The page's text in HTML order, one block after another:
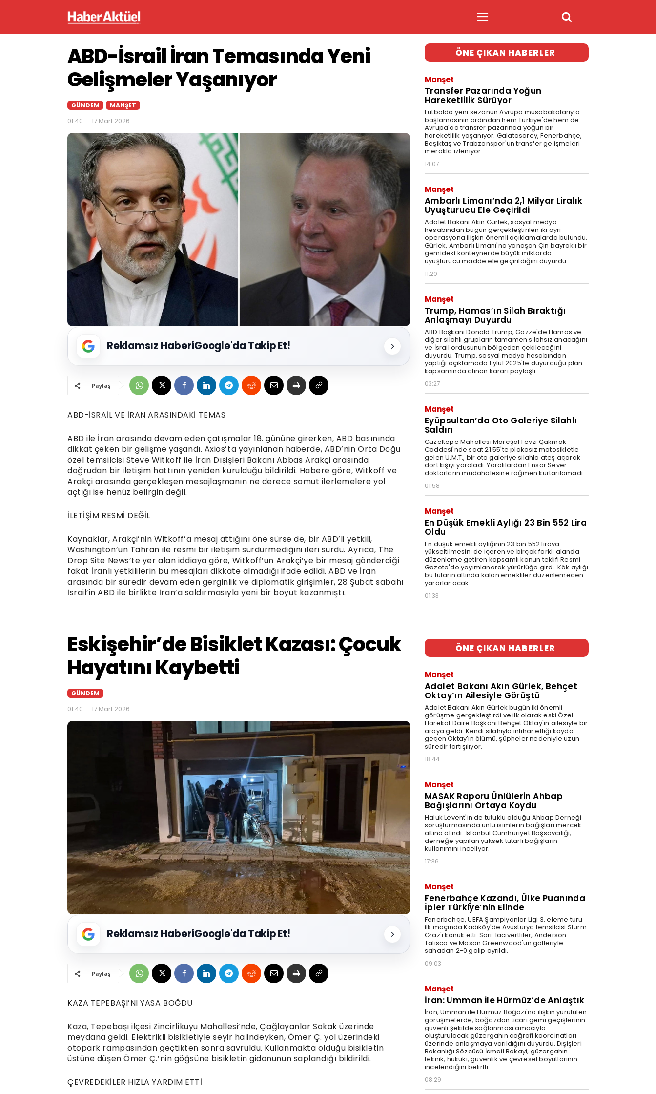
ABD-İsrail İran Temasında Yeni
Gelişmeler Yaşanıyor
GÜNDEM MANŞET
01:40 — 17 Mart 2026
Reklamsız HaberiGoogle'da Takip Et!
Paylaş
ABD-İSRAİL VE İRAN ARASINDAKİ TEMAS
ABD ile İran arasında devam eden çatışmalar 18. gününe girerken, ABD basınında
dikkat çeken bir gelişme yaşandı. Axios’ta yayınlanan haberde, ABD’nin Orta Doğu
özel temsilcisi Steve Witkoff ile İran Dışişleri Bakanı Abbas Arakçi arasında
doğrudan bir iletişim hattının yeniden kurulduğu bildirildi. Habere göre, Witkoff ve
Arakçi arasında gerçekleşen mesajlaşmanın ne derece somut ilerlemelere yol
açtığı ise henüz belirgin değil.
İLETİŞİM RESMİ DEĞİL
Kaynaklar, Arakçi’nin Witkoff’a mesaj attığını öne sürse de, bir ABD’li yetkili,
Washington’un Tahran ile resmi bir iletişim sürdürmediğini ileri sürdü. Ayrıca, The
Drop Site News’te yer alan iddiaya göre, Witkoff’un Arakçi’ye bir mesaj gönderdiği
fakat İranlı yetkililerin bu mesajları dikkate almadığı ifade edildi. ABD ve İran
arasında bir süredir devam eden gerginlik ve diplomatik girişimler, 28 Şubat sabahı
İsrail’in ABD ile birlikte İran’a saldırmasıyla yeni bir boyut kazanmıştı.
ÖNE ÇIKAN HABERLER
Manşet
Transfer Pazarında Yoğun
Hareketlilik Sürüyor
Futbolda yeni sezonun Avrupa müsabakalarıyla
başlamasının ardından hem Türkiye'de hem de
Avrupa'da transfer pazarında yoğun bir
hareketlilik yaşanıyor. Galatasaray, Fenerbahçe,
Beşiktaş ve Trabzonspor'un transfer gelişmeleri
merakla izleniyor.
14:07
Manşet
Ambarlı Limanı’nda 2,1 Milyar Liralık
Uyuşturucu Ele Geçirildi
Adalet Bakanı Akın Gürlek, sosyal medya
hesabından bugün gerçekleştirilen iki ayrı
operasyona ilişkin önemli açıklamalarda bulundu.
Gürlek, Ambarlı Limanı'na yanaşan Çin bayraklı bir
gemideki konteynerde büyük miktarda
uyuşturucu madde ele geçirildiğini duyurdu.
11:29
Manşet
Trump, Hamas’ın Silah Bıraktığı
Anlaşmayı Duyurdu
ABD Başkanı Donald Trump, Gazze'de Hamas ve
diğer silahlı grupların tamamen silahsızlanacağını
ve İsrail ordusunun bölgeden çekileceğini
duyurdu. Trump, sosyal medya hesabından
yaptığı açıklamada Eylül 2025'te duyurduğu plan
kapsamında alınan kararı paylaştı.
03:27
Manşet
Eyüpsultan’da Oto Galeriye Silahlı
Saldırı
Güzeltepe Mahallesi Mareşal Fevzi Çakmak
Caddesi'nde saat 21.55'te plakasız motosikletle
gelen U.M.T., bir oto galeriye silahla ateş açarak
dört kişiyi yaraladı. Yaralılardan Ensar Sever
doktorların müdahalesine rağmen kurtarılamadı.
01:58
Manşet
En Düşük Emekli Aylığı 23 Bin 552 Lira
Oldu
En düşük emekli aylığının 23 bin 552 liraya
yükseltilmesini de içeren ve birçok farklı alanda
düzenleme getiren kapsamlı kanun teklifi Resmi
Gazete'de yayımlanarak yürürlüğe girdi. Kök aylığı
bu tutarın altında kalan emekliler düzenlemeden
yararlanacak.
01:33